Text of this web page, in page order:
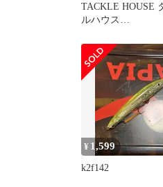
TACKLE HOUSE
ルハウス
HHクリア
¥ 1,599
k2f142